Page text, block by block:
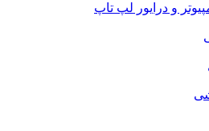
و درایور لپ تاپ